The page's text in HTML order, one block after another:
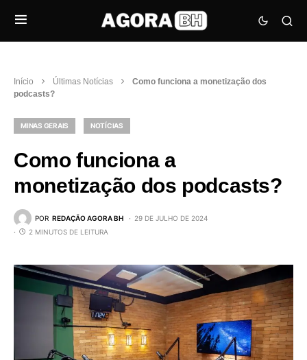
Início Últimas Notícias
Como funciona a monetização dos
podcasts?
MINAS GERAIS NOTÍCIAS
Como funciona a
monetização dos podcasts?
POR REDAÇÃO AGORA BH
29 DE JULHO DE 2024
2 MINUTOS DE LEITURA